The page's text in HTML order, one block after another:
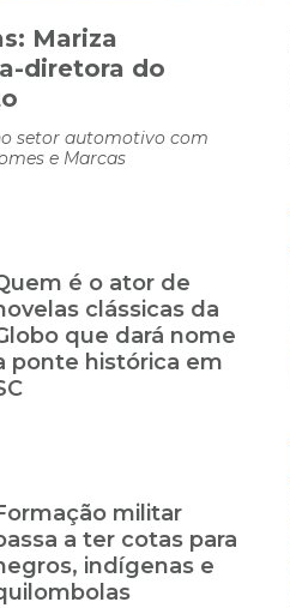
Mariza
diretora do
setor automotivo com
e Marcas
é o ator de
clássicas da
que dará nome
ponte histórica em
militar
a ter cotas para
indígenas e